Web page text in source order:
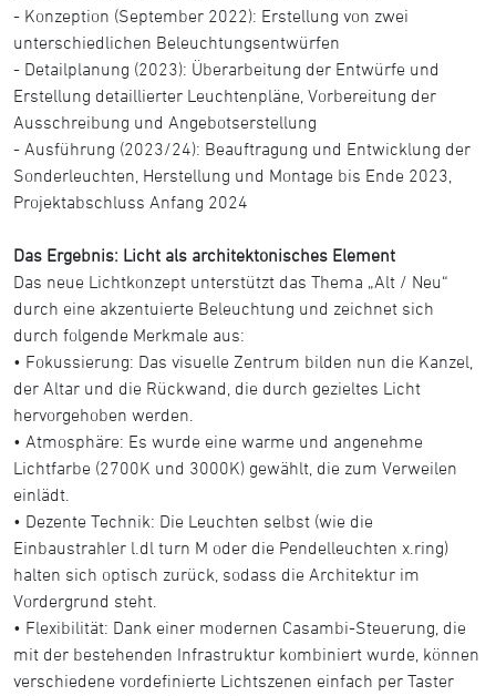
- Konzeption (September 2022): Erstellung von zwei
unterschiedlichen Beleuchtungsentwürfen
- Detailplanung (2023): Überarbeitung der Entwürfe und
Erstellung detaillierter Leuchtenpläne, Vorbereitung der
Ausschreibung und Angebotserstellung
- Ausführung (2023/24): Beauftragung und Entwicklung der
Sonderleuchten, Herstellung und Montage bis Ende 2023,
Projektabschluss Anfang 2024
Das Ergebnis: Licht als architektonisches Element
Das neue Lichtkonzept unterstützt das Thema „Alt / Neu“
durch eine akzentuierte Beleuchtung und zeichnet sich
durch folgende Merkmale aus:
• Fokussierung: Das visuelle Zentrum bilden nun die Kanzel,
der Altar und die Rückwand, die durch gezieltes Licht
hervorgehoben werden.
• Atmosphäre: Es wurde eine warme und angenehme
Lichtfarbe (2700K und 3000K) gewählt, die zum Verweilen
einlädt.
• Dezente Technik: Die Leuchten selbst (wie die
Einbaustrahler l.dl turn M oder die Pendelleuchten x.ring)
halten sich optisch zurück, sodass die Architektur im
Vordergrund steht.
• Flexibilität: Dank einer modernen Casambi-Steuerung, die
mit der bestehenden Infrastruktur kombiniert wurde, können
verschiedene vordefinierte Lichtszenen einfach per Taster